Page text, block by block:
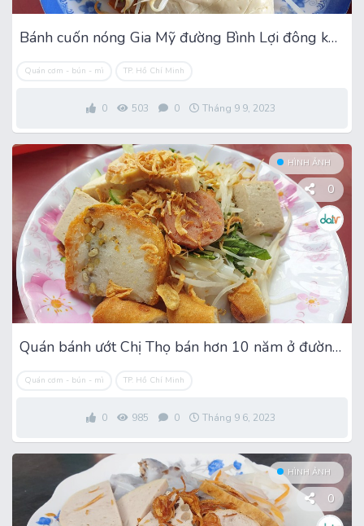
Bánh cuốn nóng Gia Mỹ đường Bình Lợi đông khách mỗi sáng
Quán cơm - bún - mì TP. Hồ Chí Minh
0 503 0 Tháng 9 9, 2023
HÌNH ẢNH
0
Quán bánh ướt Chị Thọ bán hơn 10 năm ở đường Bình Lợi
Quán cơm - bún - mì TP. Hồ Chí Minh
0 985 0 Tháng 9 6, 2023
HÌNH ẢNH
0